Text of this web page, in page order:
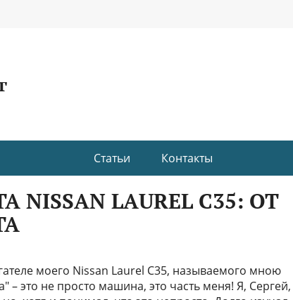
Статьи Контакты
LAUREL C35: ОТ
моего Nissan Laurel C35, называемого мною
– это не просто машина, это часть меня! Я, Сергей,